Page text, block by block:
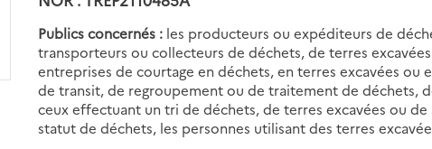
Publics concernés : les producteurs ou expéditeurs de
transporteurs ou collecteurs de déchets, de terres
entreprises de courtage en déchets, en terres excavées ou
de transit, de regroupement ou de traitement de déchets,
ceux effectuant un tri de déchets, de terres excavées ou
statut de déchets, les personnes utilisant des terres